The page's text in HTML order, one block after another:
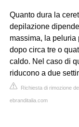
Quanto dura la
depilazione
massima, la peluria
dopo circa tre o
caldo. Nel caso di
riducono a due
Richiesta di rimozione
ebranditalia.com